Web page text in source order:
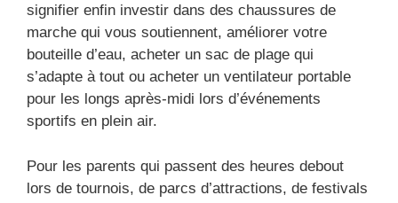
signifier enfin investir dans des chaussures de
marche qui vous soutiennent, améliorer votre
bouteille d’eau, acheter un sac de plage qui
s’adapte à tout ou acheter un ventilateur portable
pour les longs après-midi lors d’événements
sportifs en plein air.
Pour les parents qui passent des heures debout
lors de tournois, de parcs d’attractions, de festivals